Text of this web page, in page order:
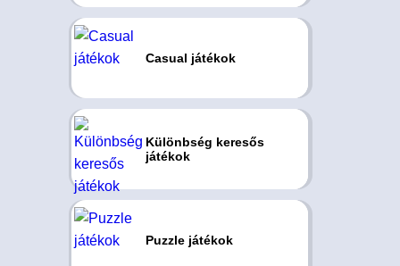
Casual játékok
Különbség keresős
játékok
Puzzle játékok